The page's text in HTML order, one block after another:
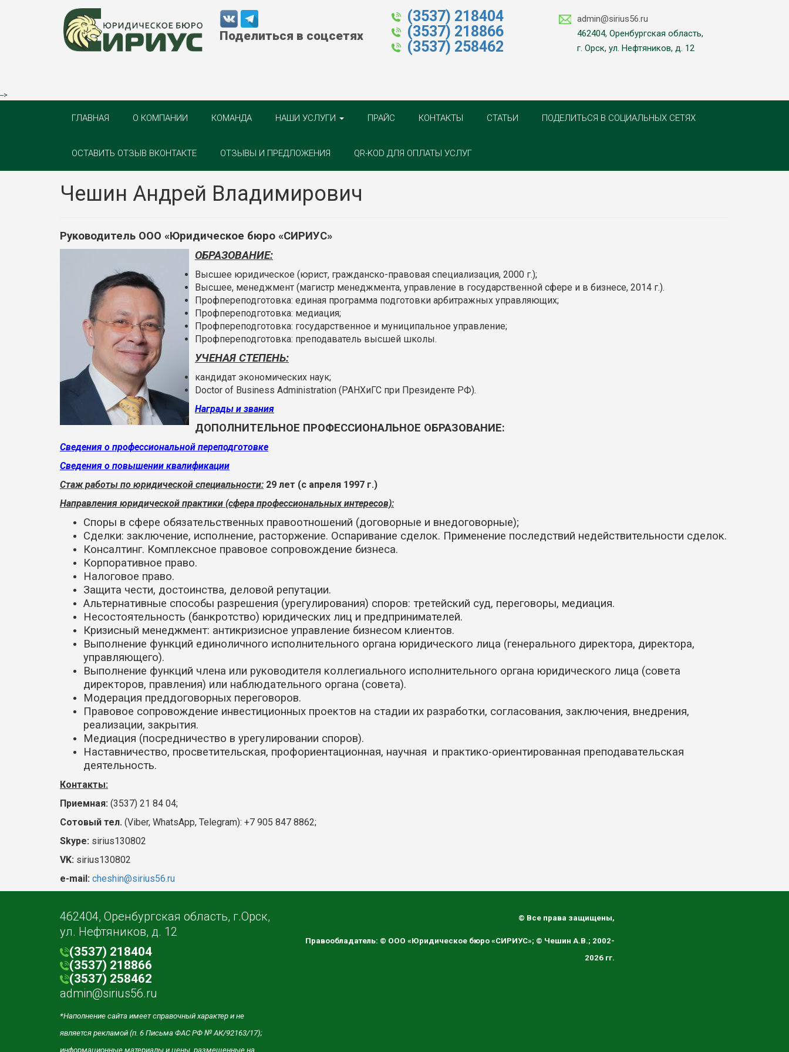
Поделиться в соцсетях
(3537) 218404
(3537) 218866
(3537) 258462
admin@sirius56.ru
462404, Оренбургская область,
г. Орск, ул. Нефтяников, д. 12
-->
ГЛАВНАЯ О КОМПАНИИ КОМАНДА НАШИ УСЛУГИ ПРАЙС КОНТАКТЫ СТАТЬИ ПОДЕЛИТЬСЯ В СОЦИАЛЬНЫХ СЕТЯХ
ОСТАВИТЬ ОТЗЫВ ВКОНТАКТЕ ОТЗЫВЫ И ПРЕДЛОЖЕНИЯ QR-KOD ДЛЯ ОПЛАТЫ УСЛУГ
Чешин Андрей Владимирович
Руководитель ООО «Юридическое бюро «СИРИУС»
ОБРАЗОВАНИЕ:
Высшее юридическое (юрист, гражданско-правовая специализация, 2000 г.);
Высшее, менеджмент (магистр менеджмента, управление в государственной сфере и в бизнесе, 2014 г.).
Профпереподготовка: единая программа подготовки арбитражных управляющих;
Профпереподготовка: медиация;
Профпереподготовка: государственное и муниципальное управление;
Профпереподготовка: преподаватель высшей школы.
УЧЕНАЯ СТЕПЕНЬ:
кандидат экономических наук;
Doctor of Business Administration (РАНХиГС при Президенте РФ).
Награды и звания
ДОПОЛНИТЕЛЬНОЕ ПРОФЕССИОНАЛЬНОЕ ОБРАЗОВАНИЕ:
Сведения о профессиональной переподготовке
Сведения о повышении квалификации
Стаж работы по юридической специальности: 29 лет (с апреля 1997 г.)
Направления юридической практики (сфера профессиональных интересов):
Споры в сфере обязательственных правоотношений (договорные и внедоговорные);
Сделки: заключение, исполнение, расторжение. Оспаривание сделок. Применение последствий недействительности сделок.
Консалтинг. Комплексное правовое сопровождение бизнеса.
Корпоративное право.
Налоговое право.
Защита чести, достоинства, деловой репутации.
Альтернативные способы разрешения (урегулирования) споров: третейский суд, переговоры, медиация.
Несостоятельность (банкротство) юридических лиц и предпринимателей.
Кризисный менеджмент: антикризисное управление бизнесом клиентов.
Выполнение функций единоличного исполнительного органа юридического лица (генерального директора, директора,
управляющего).
Выполнение функций члена или руководителя коллегиального исполнительного органа юридического лица (совета
директоров, правления) или наблюдательного органа (совета).
Модерация преддоговорных переговоров.
Правовое сопровождение инвестиционных проектов на стадии их разработки, согласования, заключения, внедрения,
реализации, закрытия.
Медиация (посредничество в урегулировании споров).
Наставничество, просветительская, профориентационная, научная и практико-ориентированная преподавательская
деятельность.
Контакты:
Приемная: (3537) 21 84 04;
Сотовый тел. (Viber, WhatsApp, Telegram): +7 905 847 8862;
Skype: sirius130802
VK: sirius130802
e-mail: cheshin@sirius56.ru
462404, Оренбургская область, г.Орск,
ул. Нефтяников, д. 12
(3537) 218404
(3537) 218866
(3537) 258462
admin@sirius56.ru
*Наполнение сайта имеет справочный характер и не
является рекламой (п. 6 Письма ФАС РФ № АК/92163/17);
информационные материалы и цены, размещенные на
© Все права защищены,
Правообладатель: © ООО «Юридическое бюро «СИРИУС»; © Чешин А.В.; 2002-
2026 гг.